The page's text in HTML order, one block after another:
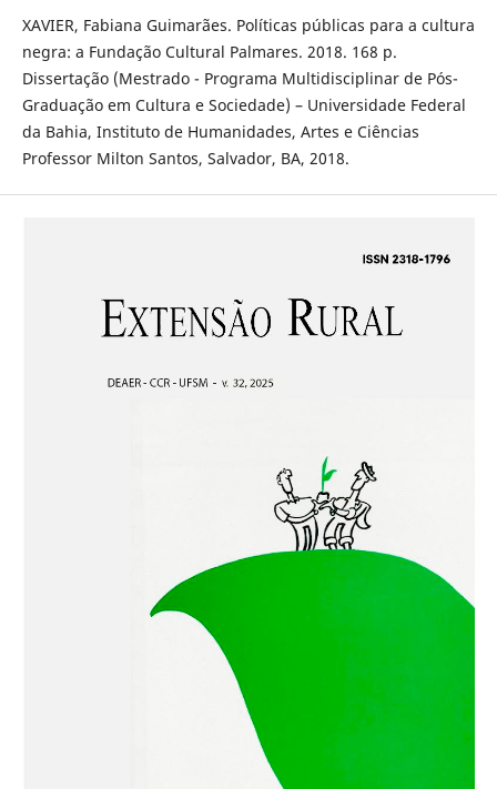
XAVIER, Fabiana Guimarães. Políticas públicas para a cultura
negra: a Fundação Cultural Palmares. 2018. 168 p.
Dissertação (Mestrado - Programa Multidisciplinar de Pós-
Graduação em Cultura e Sociedade) – Universidade Federal
da Bahia, Instituto de Humanidades, Artes e Ciências
Professor Milton Santos, Salvador, BA, 2018.